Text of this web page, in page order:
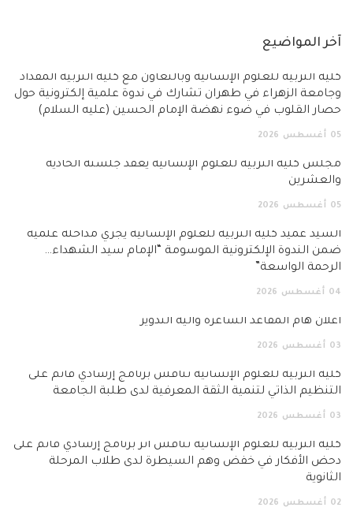
آخر المواضيع
كلية التربية للعلوم الإنسانية وبالتعاون مع كلية التربية المقداد
وجامعة الزهراء في طهران تشارك في ندوة علمية إلكترونية حول
حصار القلوب في ضوء نهضة الإمام الحسين (عليه السلام)
05 أغسطس 2026
مجلس كلية التربية للعلوم الإنسانية يعقد جلسته الحادية
والعشرين
05 أغسطس 2026
السيد عميد كلية التربية للعلوم الإنسانية يجري مداخلة علمية
ضمن الندوة الإلكترونية الموسومة “الإمام سيد الشهداء…
الرحمة الواسعة”
04 أغسطس 2026
اعلان هام المقاعد الشاغرة وآلية التدوير
03 أغسطس 2026
كلية التربية للعلوم الإنسانية تناقش برنامج إرشادي قائم على
التنظيم الذاتي لتنمية الثقة المعرفية لدى طلبة الجامعة
03 أغسطس 2026
كلية التربية للعلوم الإنسانية تناقش أثر برنامج إرشادي قائم على
دحض الأفكار في خفض وهم السيطرة لدى طلاب المرحلة
الثانوية
02 أغسطس 2026